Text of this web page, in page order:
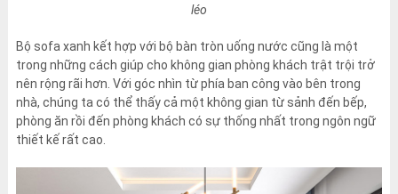
léo
Bộ sofa xanh kết hợp với bộ bàn tròn uống nước cũng là một
trong những cách giúp cho không gian phòng khách trật trội trở
nên rộng rãi hơn. Với góc nhìn từ phía ban công vào bên trong
nhà, chúng ta có thể thấy cả một không gian từ sảnh đến bếp,
phòng ăn rồi đến phòng khách có sự thống nhất trong ngôn ngữ
thiết kế rất cao.